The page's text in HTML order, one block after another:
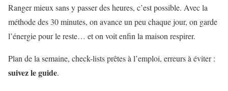
Ranger mieux sans y passer des heures, c’est possible. Avec la
méthode des 30 minutes, on avance un peu chaque jour, on garde
l’énergie pour le reste… et on voit enfin la maison respirer.
Plan de la semaine, check-lists prêtes à l’emploi, erreurs à éviter :
suivez le guide.